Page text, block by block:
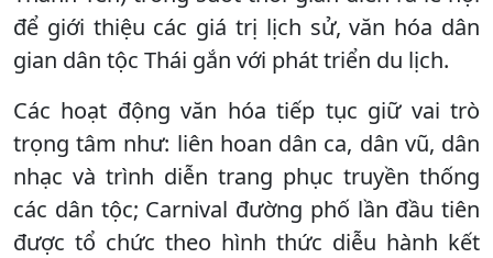
để giới thiệu các giá trị lịch sử, văn hóa dân
gian dân tộc Thái gắn với phát triển du lịch.
Các hoạt động văn hóa tiếp tục giữ vai trò
trọng tâm như: liên hoan dân ca, dân vũ, dân
nhạc và trình diễn trang phục truyền thống
các dân tộc; Carnival đường phố lần đầu tiên
được tổ chức theo hình thức diễu hành kết